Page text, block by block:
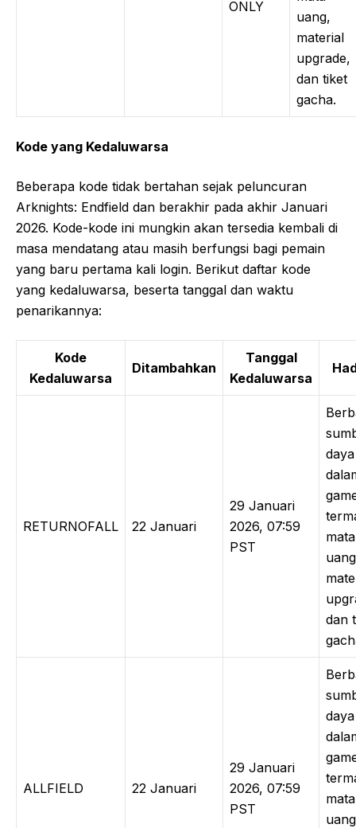
ONLY
uang,
material
upgrade,
dan tiket
gacha.
Kode yang Kedaluwarsa
Beberapa kode tidak bertahan sejak peluncuran
Arknights: Endfield dan berakhir pada akhir Januari
2026. Kode-kode ini mungkin akan tersedia kembali di
masa mendatang atau masih berfungsi bagi pemain
yang baru pertama kali login. Berikut daftar kode
yang kedaluwarsa, beserta tanggal dan waktu
penarikannya:
Kode
Kedaluwarsa
Ditambahkan
Tanggal
Kedaluwarsa
RETURNOFALL 22 Januari
29 Januari
2026, 07:59
PST
daya
mata
dan
ALLFIELD 22 Januari
29 Januari
2026, 07:59
PST
daya
mata